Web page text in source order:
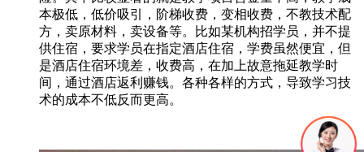
本极低，低价吸引，阶梯收费，变相收费，不教技术配
方，卖原材料，卖设备等。比如某机构招学员，并不提
供住宿，要求学员在指定酒店住宿，学费虽然便宜，但
是酒店住宿环境差，收费高，在加上故意拖延教学时
间，通过酒店返利赚钱。各种各样的方式，导致学习技
术的成本不低反而更高。